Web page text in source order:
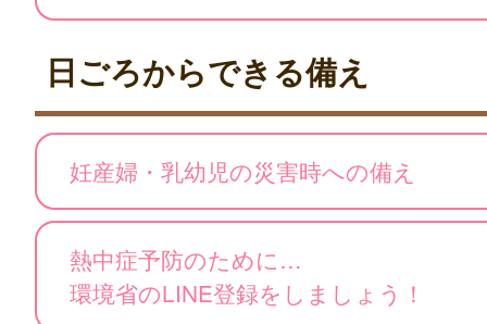
日ごろからできる備え
妊産婦・乳幼児の災害時への備え
熱中症予防のために…
環境省のLINE登録をしましょう！